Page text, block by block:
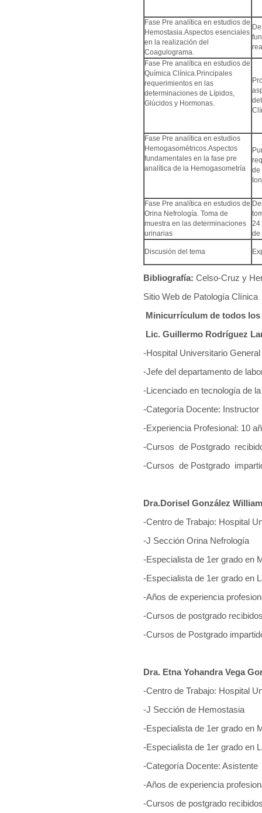
Fase Pre analítica en estudios de
Hemostasia.Aspectos esenciales
en la realización del
Coagulograma.
Fase Pre analítica en estudios de
Química Clínica.Principales
requerimientos en las
determinaciones de Lípidos,
Glúcidos y Hormonas.
Fase Pre analítica en estudios
Hemogasométricos.Aspectos
fundamentales en la fase pre
analítica de la Hemogasometría
de
Fase Pre analítica en estudios de
Orina Nefrología. Toma de
muestra en las determinaciones
urinarias
24
de
Discusión del tema
Bibliografía: Celso-Cruz y
Sitio Web de Patología Clínica
Minicurrículum de todos
Lic. Guillermo Rodríguez
-Hospital Universitario
-Jefe del departamento de
-Licenciado en tecnología de
-Categoría Docente: Instructor
-Experiencia Profesional: 10
-Cursos de Postgrado
-Cursos de Postgrado
Dra.Dorisel González
-Centro de Trabajo: Hospital
-J Sección Orina Nefrología
-Especialista de 1er grado en
-Especialista de 1er grado en
-Años de experiencia
-Cursos de postgrado
-Cursos de Postgrado
Dra. Etna Yohandra Vega
-Centro de Trabajo: Hospital
-J Sección de Hemostasia
-Especialista de 1er grado en
-Especialista de 1er grado en
-Categoría Docente: Asistente
-Años de experiencia
-Cursos de postgrado